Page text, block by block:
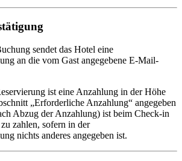
sendet das Hotel eine
an die vom Gast angegebene E-Mail-
ist eine Anzahlung in der Höhe
„Erforderliche Anzahlung“ angegeben
Abzug der Anzahlung) ist beim Check-in
zahlen, sofern in der
nichts anderes angegeben ist.